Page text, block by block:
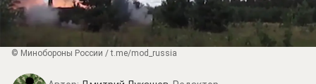
© Минобороны России / t.me/mod_russia